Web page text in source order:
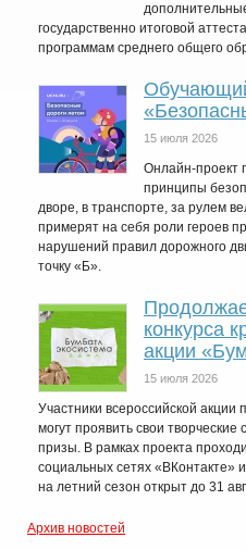
государственно итоговой
программам среднего общего
15 июля 2026
Онлайн-проект
принципы
дворе, в транспорте, за рулем
примерят на себя роли героев
нарушений правил дорожного
точку «Б».
конкурса
акции
15 июля 2026
Участники всероссийской
могут проявить свои
призы. В рамках проекта
социальных сетях «ВКонтакте»
на летний сезон открыт до 31
Архив новостей